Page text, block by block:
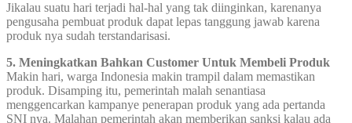
Jikalau suatu hari terjadi hal-hal yang tak diinginkan, karenanya
pengusaha pembuat produk dapat lepas tanggung jawab karena
produk nya sudah terstandarisasi.
5. Meningkatkan Bahkan Customer Untuk Membeli Produk
Makin hari, warga Indonesia makin trampil dalam memastikan
produk. Disamping itu, pemerintah malah senantiasa
menggencarkan kampanye penerapan produk yang ada pertanda
SNI nya. Malahan pemerintah akan memberikan sanksi kalau ada